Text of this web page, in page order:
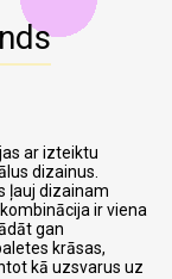
ar izteiktu
dizainus.
ļauj dizainam
ir viena
gan
krāsas,
kā uzsvarus uz